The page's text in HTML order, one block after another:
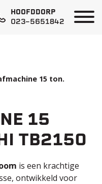
HOOFDDORP
023-5651842
15 ton.
15
TB2150
is een krachtige
ontwikkeld voor